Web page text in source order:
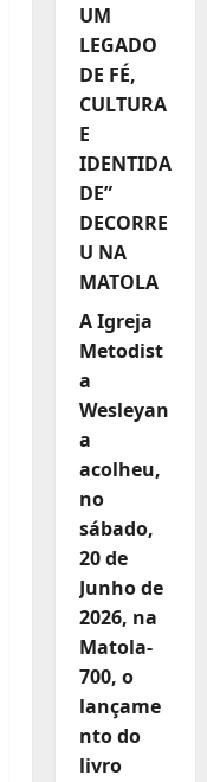
UM
LEGADO
DE FÉ,
CULTURA
E
IDENTIDA
DE”
DECORRE
U NA
MATOLA
A Igreja
Metodist
a
Wesleyan
a
acolheu,
no
sábado,
20 de
Junho de
2026, na
Matola-
700, o
lançame
nto do
livro